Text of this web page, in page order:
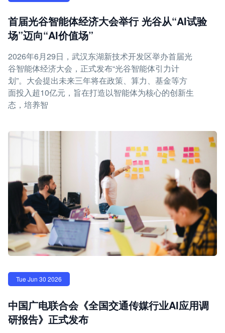
首届光谷智能体经济大会举行 光谷从“AI试验
场”迈向“AI价值场”
2026年6月29日，武汉东湖新技术开发区举办首届光
谷智能体经济大会，正式发布“光谷智能体引力计
划”。大会提出未来三年将在政策、算力、基金等方
面投入超10亿元，旨在打造以智能体为核心的创新生
态，培养智
Tue Jun 30 2026
中国广电联合会《全国交通传媒行业AI应用调
研报告》正式发布